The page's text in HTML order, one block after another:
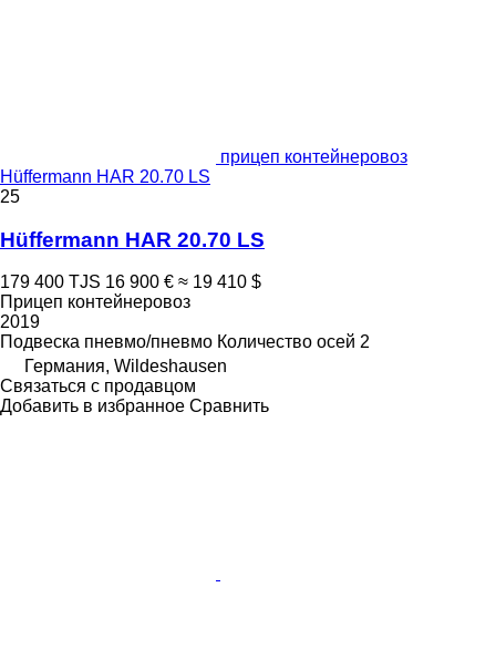
прицеп контейнеровоз
Hüffermann HAR 20.70 LS
25
Hüffermann HAR 20.70 LS
179 400 TJS 16 900 € ≈ 19 410 $
Прицеп контейнеровоз
2019
Подвеска пневмо/пневмо Количество осей 2
Германия, Wildeshausen
Связаться с продавцом
Добавить в избранное Сравнить